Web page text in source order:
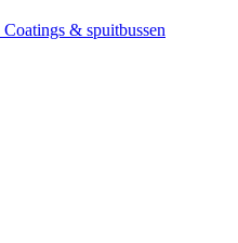
Coatings & spuitbussen